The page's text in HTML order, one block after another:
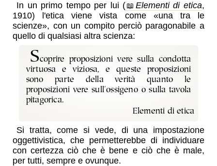
In un primo tempo per lui ( Elementi di etica,
1910) l'etica viene vista come
una tra le
scienze , con un compito perciò paragonabile a
quello di qualsiasi altra scienza:
scoprire proposizioni vere sulla condotta
virtuosa e viziosa, e queste proposizioni
sono parte della verità quanto le
proposizioni vere sull'ossigeno o sulla tavola
pitagorica.
Elementi di etica
Si tratta, come si vede, di una impostazione
oggettivistica, che permetterebbe di individuare
con certezza ciò che è bene e ciò che è male,
per tutti, sempre e ovunque.